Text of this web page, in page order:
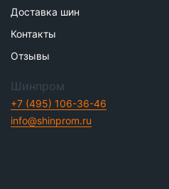
Доставка шин
Контакты
Отзывы
Шинпром
+7 (495) 106-36-46
info@shinprom.ru